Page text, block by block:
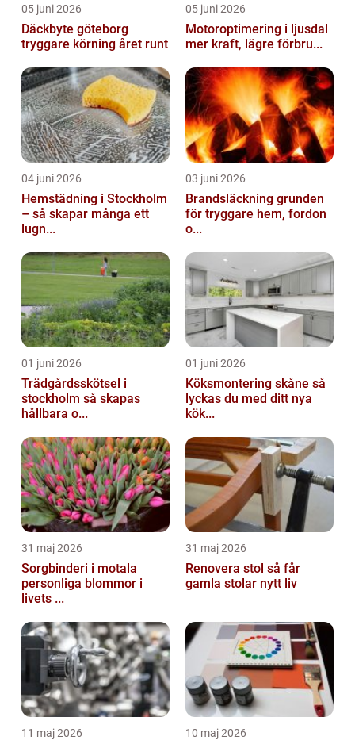
05 juni 2026
Däckbyte göteborg
tryggare körning året runt
05 juni 2026
Motoroptimering i ljusdal
mer kraft, lägre förbru...
04 juni 2026
Hemstädning i Stockholm
– så skapar många ett
lugn...
03 juni 2026
Brandsläckning grunden
för tryggare hem, fordon
o...
01 juni 2026
Trädgårdsskötsel i
stockholm så skapas
hållbara o...
01 juni 2026
Köksmontering skåne så
lyckas du med ditt nya
kök...
31 maj 2026
Sorgbinderi i motala
personliga blommor i
livets ...
31 maj 2026
Renovera stol så får
gamla stolar nytt liv
11 maj 2026 10 maj 2026